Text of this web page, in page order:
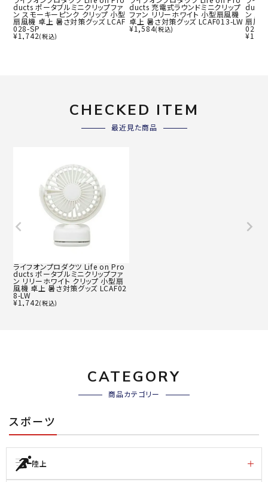
ducts ポータブルミニクリップファ
ン スモーキーピンク クリップ 小型
扇風機 卓上 暑さ対策グッズ LCAF
028-SP
¥1,742(税込)
ducts 充電式ラウンドミニクリップ
ファン リリーホワイト 小型扇風機
卓上 暑さ対策グッズ LCAF013-LW
¥1,584(税込)
ducts
ン ス
扇風
028-
¥
CHECKED ITEM
最近見た商品
ライフオンプロダクツ Life on Pro
ducts ポータブルミニクリップファ
ン リリーホワイト クリップ 小型扇
風機 卓上 暑さ対策グッズ LCAF02
8-LW
¥1,742(税込)
CATEGORY
商品カテゴリー
スポーツ
陸上